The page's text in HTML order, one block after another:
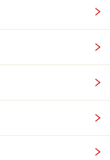
次のページへ